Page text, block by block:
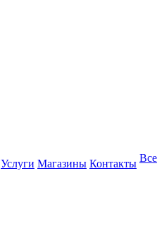
Услуги Магазины Контакты Все